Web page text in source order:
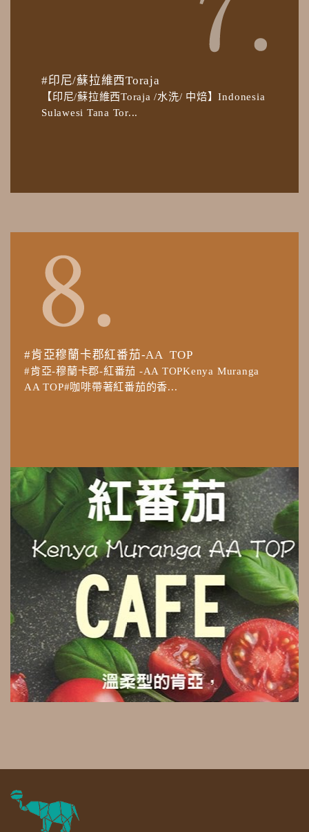
#印尼/蘇拉維西Toraja
【印尼/蘇拉維西Toraja /水洗/ 中焙】Indonesia
Sulawesi Tana Tor...
#肯亞穆蘭卡郡紅番茄-AA TOP
#肯亞-穆蘭卡郡-紅番茄 -AA TOPKenya Muranga
AA TOP#咖啡帶著紅番茄的香...